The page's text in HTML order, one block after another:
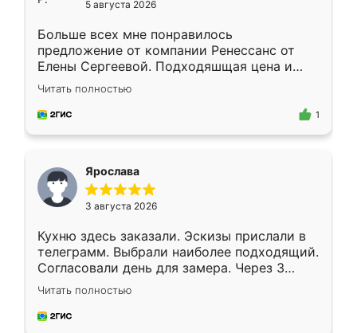
5 августа 2026
Больше всех мне понравилось
предложение от компании Ренессанс от
Елены Сергеевой. Подходяшщая цена и
короткие сроки изготовления. Приехавший
для замера сотрудник Владислав
предложил по моему эскизу самый
Читать полностью
1
Ярослава
3 августа 2026
Кухню здесь заказали. Эскизы прислали в
телеграмм. Выбрали наиболее подходящий.
Согласовали день для замера. Через 3
недели кухня была уже готова. Остались
довольны работой. Спасибо Ренессанс
мебель за качественную работу!
Читать полностью